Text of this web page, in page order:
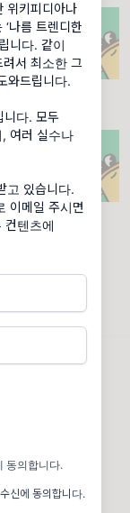
위키피디아나
나름 트렌디한
니다. 같이
서 최소한 그
와드립니다.
니다. 모두
여러 실수나
고 있습니다.
이메일 주시면
컨텐츠에
동의합니다.
신에 동의합니다.